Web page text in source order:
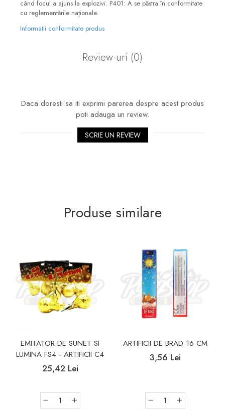
când focul a ajuns la explozivi. P401: A se păstra în conformitate
cu reglementările naționale.
Informatii conformitate produs
Review-uri (0)
Daca doresti sa iti exprimi parerea despre acest produs
poti adauga un review.
SCRIE UN REVIEW
Produse similare
EMITATOR DE SUNET SI
LUMINA FS4 - ARTIFICII C4
25,42 Lei
ARTIFICII DE BRAD 16 CM
3,56 Lei